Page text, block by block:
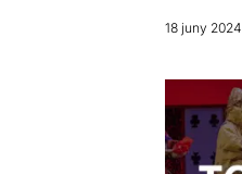
18 juny 2024